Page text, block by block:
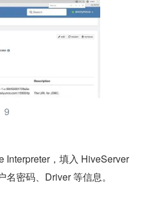
9
Interpreter，填入 HiveServer
密码、Driver 等信息。